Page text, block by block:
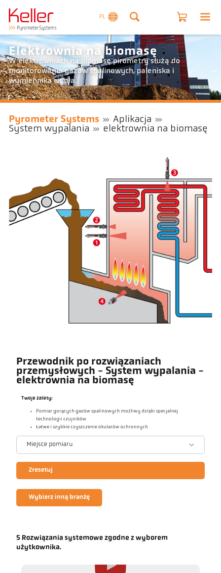
PL
Elektrownia na biomasę
W elektrowniach na biomasę pirometry służą do
monitorowania gazów spalinowych, paleniska i
wymiennika ciepła.
Pyrometer Systems
Aplikacja
System wypalania
elektrownia na biomasę
Przewodnik po rozwiązaniach
przemysłowych - System wypalania -
elektrownia na biomasę
Twoje zalety:
Pomiar gorących gazów spalinowych możliwy dzięki specjalnej
technologii czujników
Łatwe i szybkie czyszczenie okularów ochronnych
Miejsce pomiaru
Zresetuj
Wybierz inną branżę
5 Rozwiązania systemowe zgodne z wyborem
użytkownika.